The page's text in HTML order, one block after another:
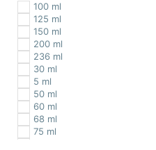
100 ml
125 ml
150 ml
200 ml
236 ml
30 ml
5 ml
50 ml
60 ml
68 ml
75 ml